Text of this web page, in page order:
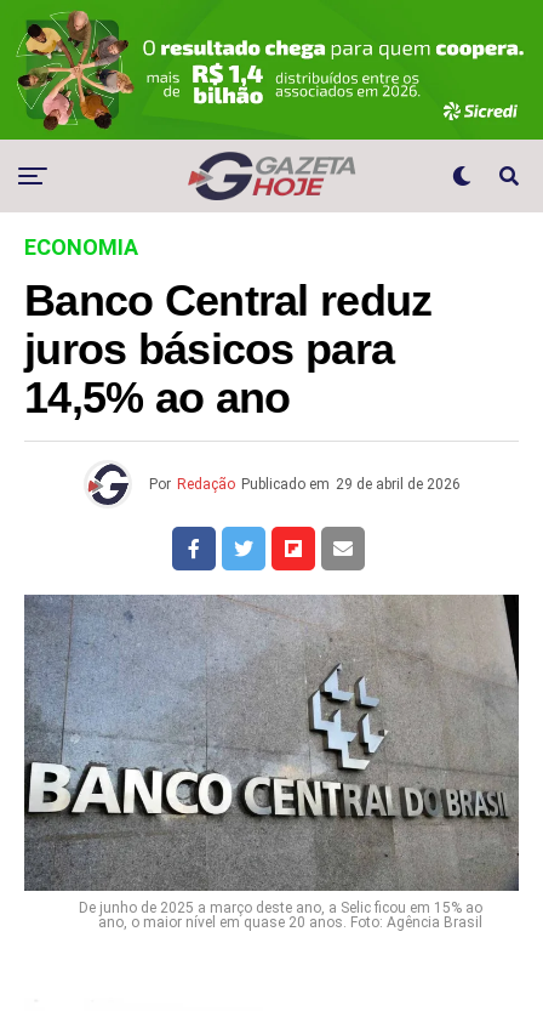
ECONOMIA
Banco Central reduz
juros básicos para
14,5% ao ano
Por Redação Publicado em 29 de abril de 2026
De junho de 2025 a março deste ano, a Selic ficou em 15% ao
ano, o maior nível em quase 20 anos. Foto: Agência Brasil